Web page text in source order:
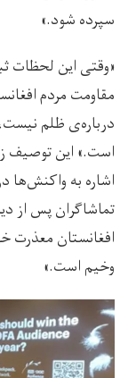
سپرده شود.»
«وقتی این لحظات
مقاومت مردم
درباره‌ی ظلم
است.» این توصیف
تماشاگران پس از
افغانستان معذرت
وخیم است.»